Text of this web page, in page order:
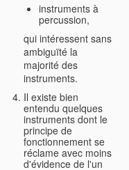
instruments à
percussion,
qui intéressent sans
ambiguïté la
majorité des
instruments.
Il existe bien
entendu quelques
instruments dont le
principe de
fonctionnement se
réclame avec moins
d'évidence de l'un